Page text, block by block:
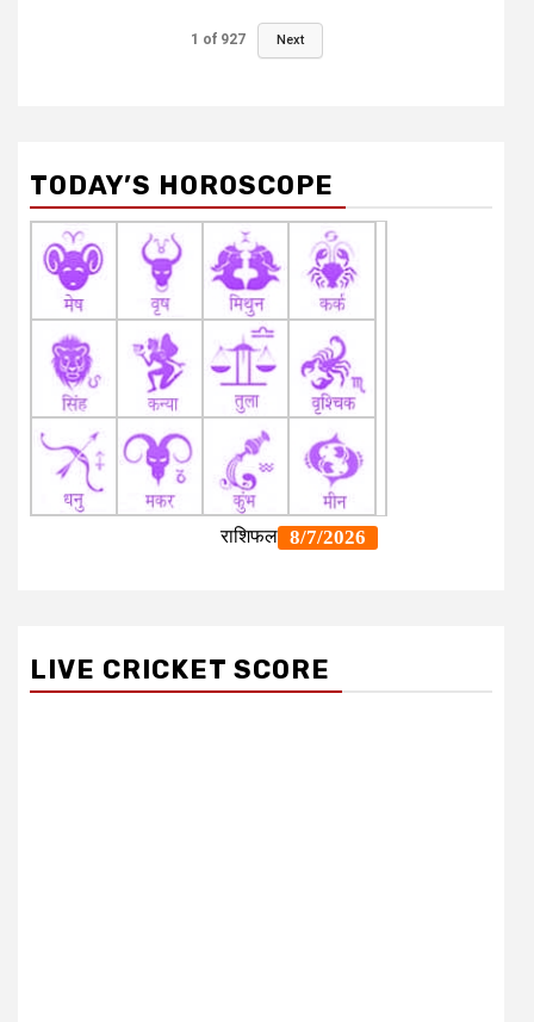
1 of 927 Next
TODAY’S HOROSCOPE
LIVE CRICKET SCORE